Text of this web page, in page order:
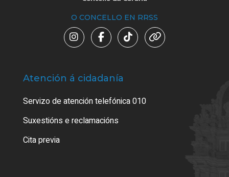
O CONCELLO EN RRSS
Atención á cidadanía
Servizo de atención telefónica 010
Suxestións e reclamacións
Cita previa